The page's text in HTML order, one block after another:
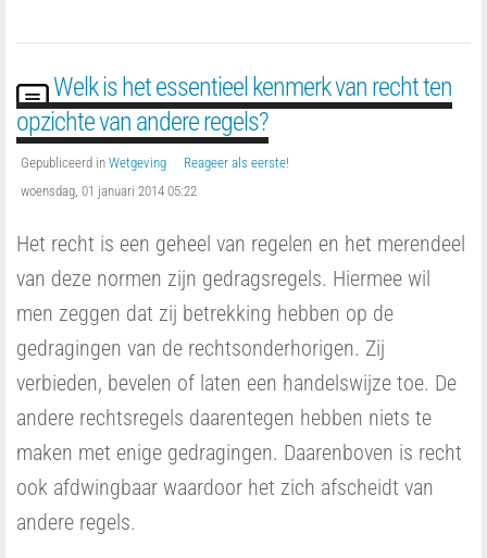
Welk is het essentieel kenmerk van recht ten
opzichte van andere regels?
Gepubliceerd in Wetgeving
Reageer als eerste!
woensdag, 01 januari 2014 05:22
Het recht is een geheel van regelen en het merendeel
van deze normen zijn gedragsregels. Hiermee wil
men zeggen dat zij betrekking hebben op de
gedragingen van de rechtsonderhorigen. Zij
verbieden, bevelen of laten een handelswijze toe. De
andere rechtsregels daarentegen hebben niets te
maken met enige gedragingen. Daarenboven is recht
ook afdwingbaar waardoor het zich afscheidt van
andere regels.